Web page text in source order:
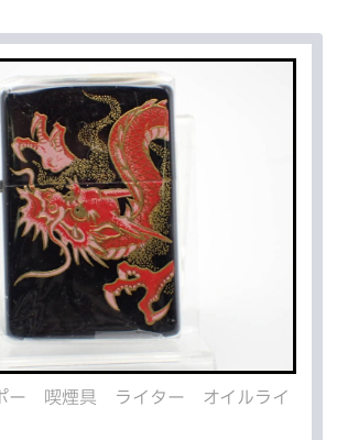
ー 喫煙具 ライター オイルライ